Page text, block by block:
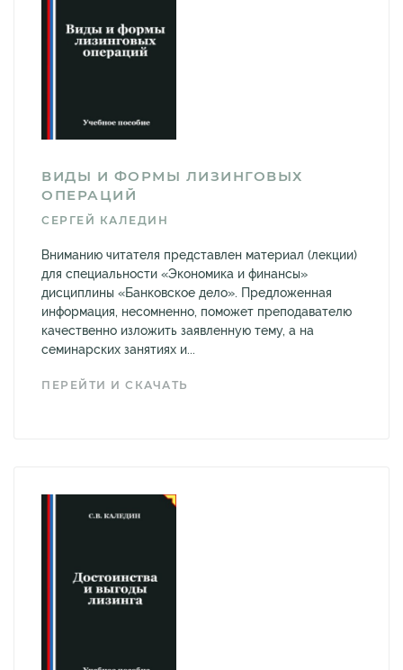
ВИДЫ И ФОРМЫ ЛИЗИНГОВЫХ
ОПЕРАЦИЙ
СЕРГЕЙ КАЛЕДИН
Вниманию читателя представлен материал (лекции)
для специальности «Экономика и финансы»
дисциплины «Банковское дело». Предложенная
информация, несомненно, поможет преподавателю
качественно изложить заявленную тему, а на
семинарских занятиях и...
ПЕРЕЙТИ И СКАЧАТЬ